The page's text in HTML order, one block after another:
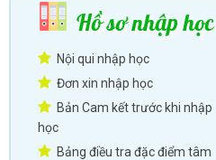
Hồ sơ nhập học
Nội qui nhập học
Đơn xin nhập học
Bản Cam kết trước khi nhập
học
Bảng điều tra đặc điểm tâm